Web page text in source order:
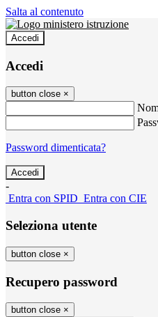
Salta al contenuto
Accedi
Accedi
button close ×
Password dimenticata?
-
Entra con SPID Entra con CIE
Seleziona utente
button close ×
Recupero password
button close ×